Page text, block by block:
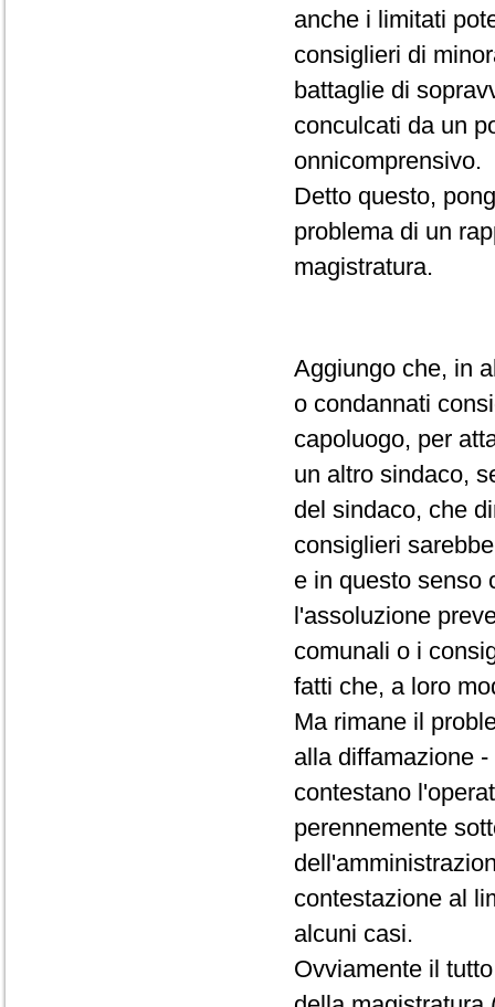
anche i limitati
consiglieri di
battaglie di
conculcati da un
onnicomprensivo.
Detto questo,
problema di un
magistratura.
Aggiungo che, in
o condannati
capoluogo, per
un altro sindaco,
del sindaco, che
consiglieri
e in questo senso
l'assoluzione
comunali o i
fatti che, a loro
Ma rimane il
alla diffamazione
contestano
perennemente
contestazione al
alcuni casi.
Ovviamente il